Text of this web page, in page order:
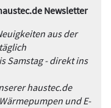
Newsletter
aus der
Samstag - direkt ins
haustec.de
und E-